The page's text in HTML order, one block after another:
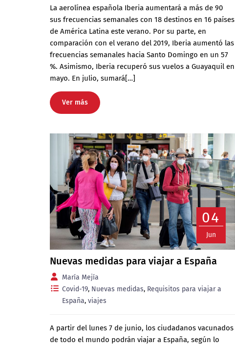
La aerolínea española Iberia aumentará a más de 90
sus frecuencias semanales con 18 destinos en 16 países
de América Latina este verano. Por su parte, en
comparación con el verano del 2019, Iberia aumentó las
frecuencias semanales hacia Santo Domingo en un 57
%. Asimismo, Iberia recuperó sus vuelos a Guayaquil en
mayo. En julio, sumará[…]
Ver más
04
Jun
Nuevas medidas para viajar a España
María Mejía
Covid-19, Nuevas medidas, Requisitos para viajar a
España, viajes
A partir del lunes 7 de junio, los ciudadanos vacunados
de todo el mundo podrán viajar a España, según lo